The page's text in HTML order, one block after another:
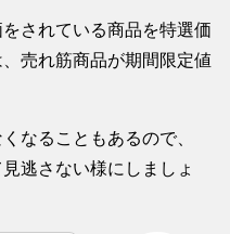
されている商品を特選価
売れ筋商品が期間限定値
なることもあるので、
逃さない様にしましょ